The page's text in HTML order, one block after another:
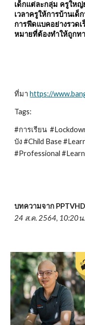
เด็กแต่ละกลุ่ม ครูให
เวลาครูให้การบ้านเด็
การฟีดแบคอย่างรวดเ
หมายที่ต้องทำให้ถูกท
ที่มาhttps://
Tags:
#การเรียน
บัง #Child Base
#Professional
บทความจาก PP
24 ส.ค. 2564, 10:20น.